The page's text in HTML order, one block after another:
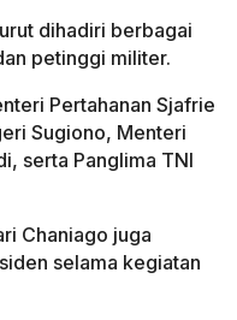
dihadiri berbagai
petinggi militer.
Pertahanan Sjafrie
Sugiono, Menteri
serta Panglima TNI
Chaniago juga
selama kegiatan